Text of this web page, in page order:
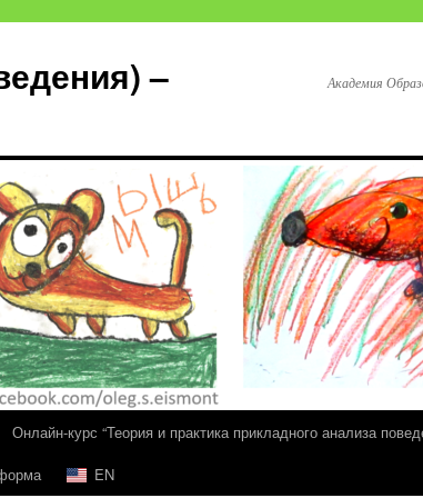
–
Академия
Онлайн-курс “Теория и практика прикладного анализа
EN